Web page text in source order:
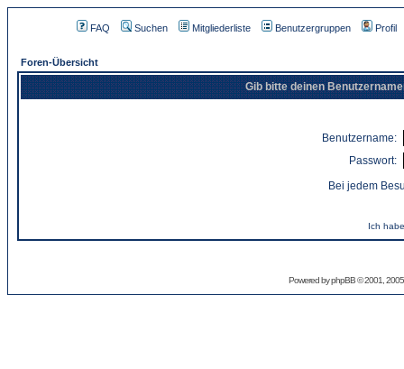
FAQ Suchen Mitgliederliste Benutzergruppen Profil
Foren-Übersicht
Gib bitte deinen
Benutzername:
Passwort:
Bei jedem
Ich
Powered byphpBB© 2001,